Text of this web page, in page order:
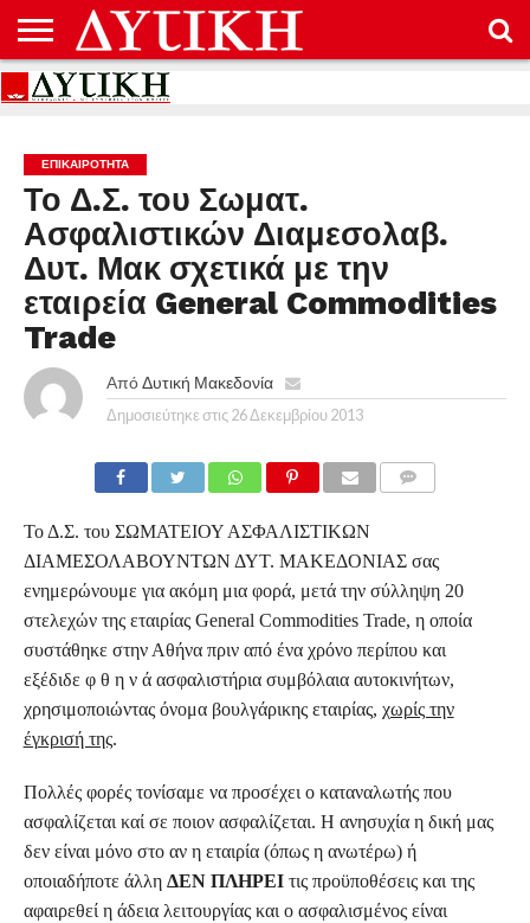
ΑΡΧΙΚΉ
ΕΠΙΚΟΙΝΩΝΊΑ
ΌΡΟΙ
ΠΡΟΣΤΑΣΊΑ
ΕΠΙΚΑΙΡΟΤΗΤΑ
Το Δ.Σ. του Σωματ.
Ασφαλιστικών Διαμεσολαβ.
Δυτ. Μακ σχετικά με την
εταιρεία General Commodities
Trade
Από Δυτική Μακεδονία
Δημοσιεύτηκε στις 26 Δεκεμβρίου 2013
Το Δ.Σ. του ΣΩΜΑΤΕΙΟΥ ΑΣΦΑΛΙΣΤΙΚΩΝ
ΔΙΑΜΕΣΟΛΑΒΟΥΝΤΩΝ ΔΥΤ. ΜΑΚΕΔΟΝΙΑΣ σας
ενημερώνουμε για ακόμη μια φορά, μετά την σύλληψη 20
στελεχών της εταιρίας General Commodities Trade, η οποία
συστάθηκε στην Αθήνα πριν από ένα χρόνο περίπου και
εξέδιδε φ θ η ν ά ασφαλιστήρια συμβόλαια αυτοκινήτων,
χρησιμοποιώντας όνομα βουλγάρικης εταιρίας, χωρίς την
έγκρισή της.
Πολλές φορές τονίσαμε να προσέχει ο καταναλωτής που
ασφαλίζεται καί σε ποιον ασφαλίζεται. Η ανησυχία η δική μας
δεν είναι μόνο στο αν η εταιρία (όπως η ανωτέρω) ή
οποιαδήποτε άλλη ΔΕΝ ΠΛΗΡΕΙτις προϋποθέσεις και της
αφαιρεθεί η άδεια λειτουργίας και ο ασφαλισμένος είναι